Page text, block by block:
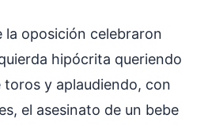
la oposición celebraron
hipócrita queriendo
y aplaudiendo, con
el asesinato de un bebe